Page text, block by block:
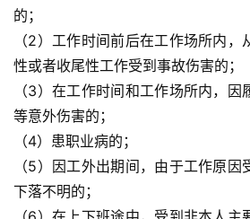
的；
（2）工作时间前后在工作场所内
性或者收尾性工作受到事故伤害的；
（3）在工作时间和工作场所内，
等意外伤害的；
（4）患职业病的；
（5）因工外出期间，由于工作原
下落不明的；